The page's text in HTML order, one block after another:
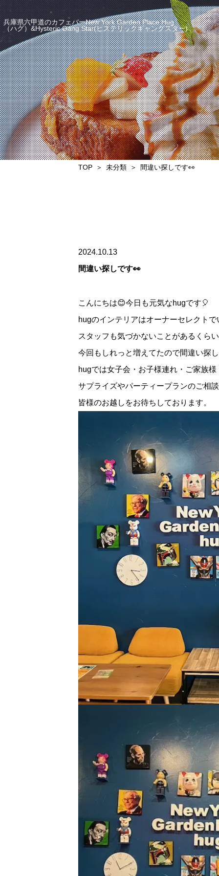
兵庫県六甲道のカフェバーNew York Garden Place Hug
（ハグ）&Hysteric Gang Star(ヒステリックギャングスター)
TOP 未分類 間違い探しです👀
2024.10.13
間違い探しです👀
こんにちは😊今日も元気なhugです🎈
hugのインテリアはオーナーセレクト
スタッフも気づかないことがあるくら
今回もしれっと増えてたので間違い探
hugでは女子会・お子様連れ・ご家族
サプライズやパーティープランのご相
皆様のお越しをお待ちしております。